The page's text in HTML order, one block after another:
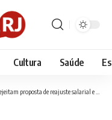
Cultura Saúde
de reajuste salarial e ameaçam paralisação geral